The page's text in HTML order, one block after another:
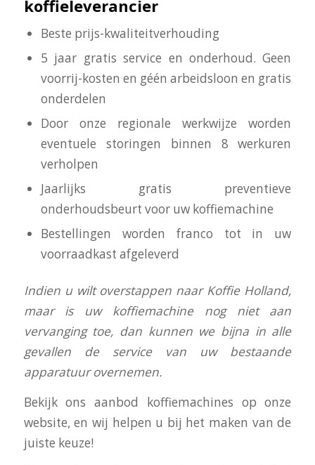
koffieleverancier
Beste prijs-kwaliteitverhouding
5 jaar gratis service en onderhoud. Geen
voorrij-kosten en géén arbeidsloon en gratis
onderdelen
Door onze regionale werkwijze worden
eventuele storingen binnen 8 werkuren
verholpen
Jaarlijks gratis preventieve
onderhoudsbeurt voor uw koffiemachine
Bestellingen worden franco tot in uw
voorraadkast afgeleverd
Indien u wilt overstappen naar Koffie Holland,
maar is uw koffiemachine nog niet aan
vervanging toe, dan kunnen we bijna in alle
gevallen de service van uw bestaande
apparatuur overnemen.
Bekijk ons aanbod koffiemachines op onze
website, en wij helpen u bij het maken van de
juiste keuze!